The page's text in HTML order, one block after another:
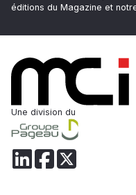
éditions du Magazine et
Une division du